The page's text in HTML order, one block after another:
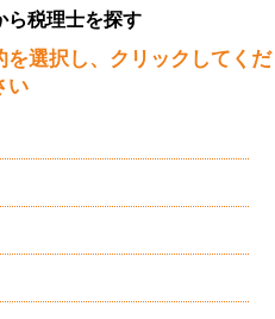
ら税理士を探す
選択し、クリックしてくだ
い